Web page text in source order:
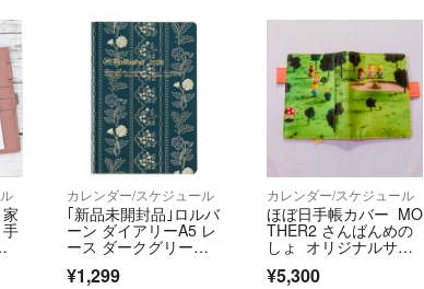
カレンダー/スケジュール
｢新品未開封品｣ロルバ
ーン ダイアリーA5 レ
ース ダークグリー
ン 完売商品
¥1,299
カレンダー/スケジュール
ほぼ日手帳カバー MO
THER2 さんばんめの
しょ オリジナルサイ
ズ
¥5,300